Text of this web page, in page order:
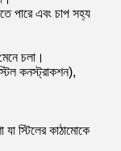
পারে এবং চাপ সহ্য
চলা।
কনস্ট্রাকশন),
স্টিলের কাঠামোকে